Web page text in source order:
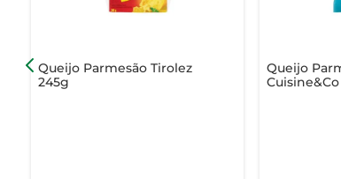
Queijo Parmesão Tirolez
245g
Queijo